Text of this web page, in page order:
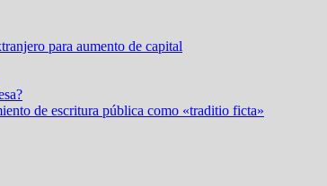
para aumento de capital
de escritura pública como «traditio ficta»